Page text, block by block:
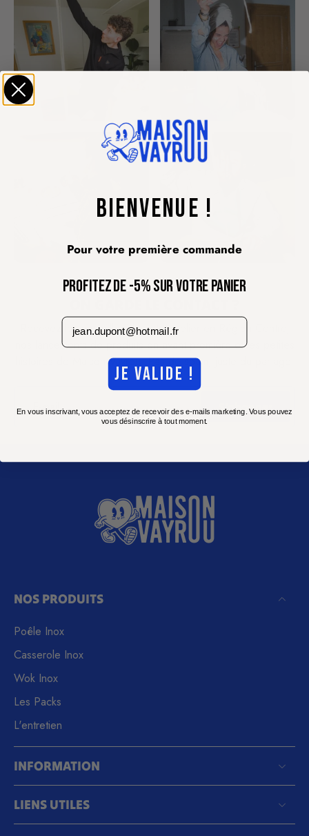
Recevez les nouvelles de notre atelier en Région Centre,
nos lancements de produits en avant-première et les petites
histoires de Maison Vayrou. Pas de spam, juste du partage.
E-mail S'abonner
NOS PRODUITS
Poêle Inox
Casserole Inox
Wok Inox
Les Packs
L'entretien
INFORMATION
LIENS UTILES
BIENVENUE !
Pour votre première commande
PROFITEZ DE -5% SUR VOTRE PANIER
email
JE VALIDE !
En vous inscrivant, vous acceptez de recevoir des e-mails marketing. Vous pouvez
vous désinscrire à tout moment.